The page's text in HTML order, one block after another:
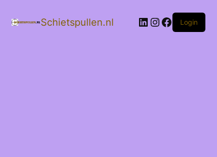
Schietspullen.nl LinkedIn
Instagram
Facebook
Login